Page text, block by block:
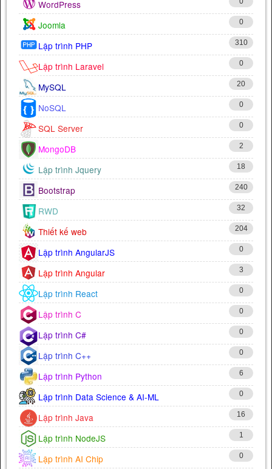
WordPress
Joomla 0
Lập trình PHP 310
Lập trình Laravel 0
MySQL 20
NoSQL 0
SQL Server 0
MongoDB 2
Lập trình Jquery 18
Bootstrap 240
RWD 32
Thiết kế web 204
Lập trình AngularJS 0
Lập trình Angular 3
Lập trình React 0
Lập trình C 0
Lập trình C# 0
Lập trình C++ 0
Lập trình Python 6
Lập trình Data Science & AI-ML 0
Lập trình Java 16
Lập trình NodeJS 1
Lập trình AI Chip 0